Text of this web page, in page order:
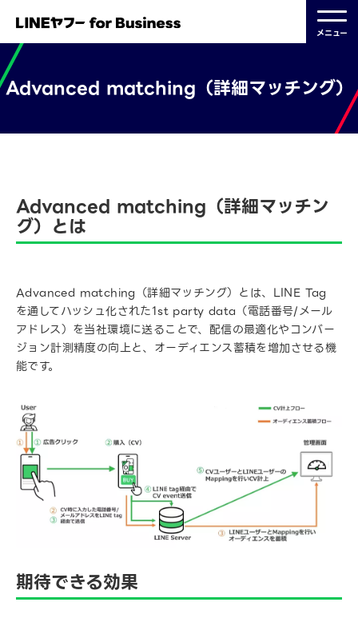
メニュー
Advanced matching（詳細マッチング）
Advanced matching（詳細マッチン
グ）とは
Advanced matching（詳細マッチング）とは、LINE Tag
を通してハッシュ化された1st party data（電話番号/メール
アドレス）を当社環境に送ることで、配信の最適化やコンバー
ジョン計測精度の向上と、オーディエンス蓄積を増加させる機
能です。
期待できる効果